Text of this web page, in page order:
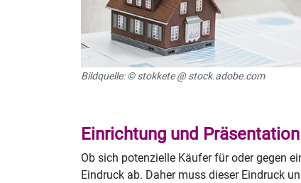
Bildquelle: © stokkete @ stock.adobe.com
Einrichtung und Präsentation
Ob sich potenzielle Käufer für oder gegen
Eindruck ab. Daher muss dieser Eindruck